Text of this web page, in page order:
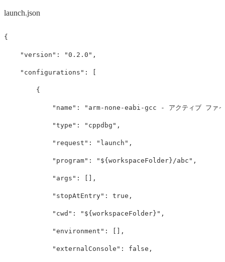
launch.json
{
"version" : "0.2.0" ,
"configurations" :
{
"name" : "arm-none-eabi-gcc - アクティブ ファイ
"type" : "cppdbg" ,
"request" : "launch" ,
"program" : "${workspaceFolder}/abc" ,
"args" : [],
"stopAtEntry" : true ,
"cwd" : "${workspaceFolder}" ,
"environment" : [],
"externalConsole" : false ,